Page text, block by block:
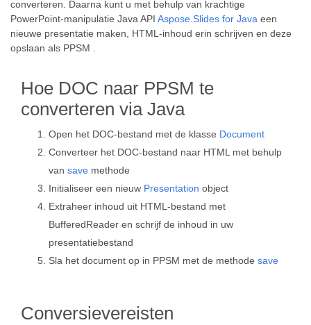
converteren. Daarna kunt u met behulp van krachtige
PowerPoint-manipulatie Java API Aspose.Slides for Java een
nieuwe presentatie maken, HTML-inhoud erin schrijven en deze
opslaan als PPSM .
Hoe DOC naar PPSM te
converteren via Java
Open het DOC-bestand met de klasse Document
Converteer het DOC-bestand naar HTML met behulp
van save methode
Initialiseer een nieuw Presentation object
Extraheer inhoud uit HTML-bestand met
BufferedReader en schrijf de inhoud in uw
presentatiebestand
Sla het document op in PPSM met de methode save
Conversievereisten